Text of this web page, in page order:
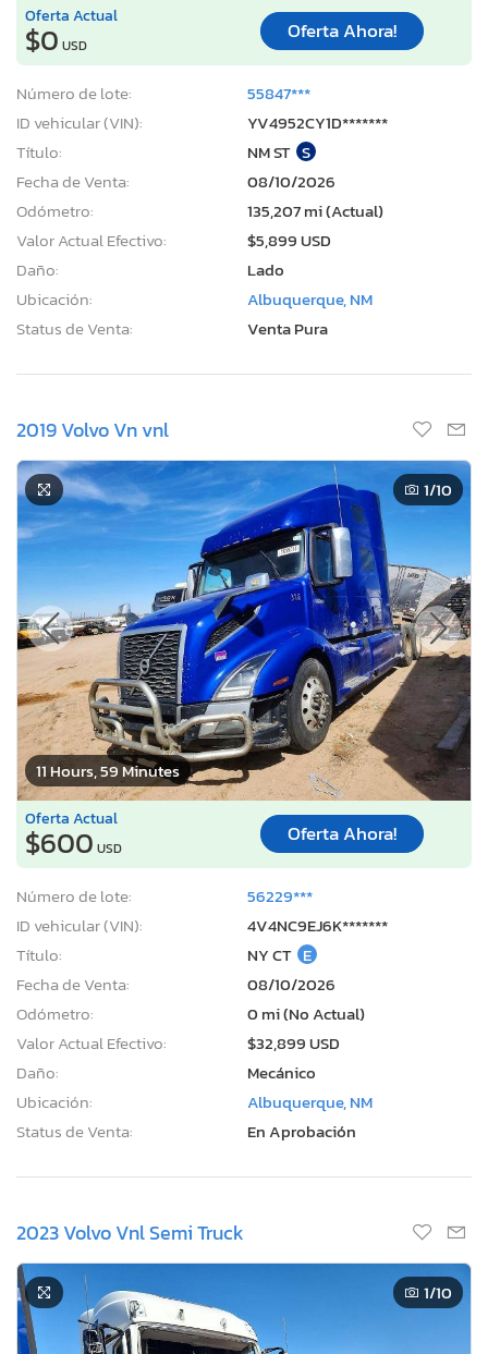
Oferta Actual
$0 USD
Oferta Ahora!
Número de lote:
55847***
ID vehicular (VIN):
YV4952CY1D*******
Título:
NM ST S
Fecha de Venta:
08/10/2026
Odómetro:
135,207 mi (Actual)
Valor Actual Efectivo:
$5,899 USD
Daño:
Lado
Ubicación:
Albuquerque, NM
Status de Venta:
Venta Pura
2019 Volvo Vn vnl
11 Hours, 59 Minutes
1/10
Oferta Actual
$600 USD
Oferta Ahora!
Número de lote:
56229***
ID vehicular (VIN):
4V4NC9EJ6K*******
Título:
NY CT E
Fecha de Venta:
08/10/2026
Odómetro:
0 mi (No Actual)
Valor Actual Efectivo:
$32,899 USD
Daño:
Mecánico
Ubicación:
Albuquerque, NM
Status de Venta:
En Aprobación
2023 Volvo Vnl Semi Truck
1/10